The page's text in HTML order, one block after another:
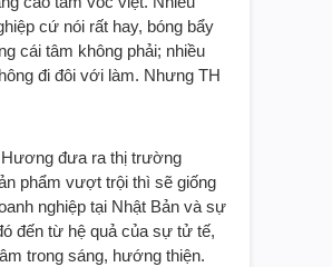
cứ nói rất hay, bóng bẩy
cái tâm không phải; nhiều
đi đôi với làm. Nhưng TH
Hương đưa ra thị trường
phẩm vượt trội thì sẽ giống
nghiệp tại Nhật Bản và sự
đến từ hệ quả của sự tử tế,
trong sáng, hướng thiện.